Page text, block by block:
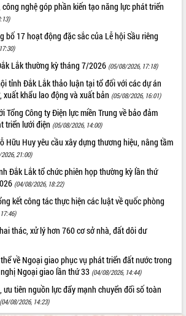
Việt
chương
nhiệm
dân
nội dung
Minh
có công với
thiết chế
yêu cầu
Lắk gặp
Hồ Chí
cốt liệt sĩ
Hòa
trong
khai quy
nghệ góp phần kiến tạo năng lực phát triển
bố 17 hoạt động đặc sắc của Lễ hội Sầu riêng
Lắk thường kỳ tháng 7/2026 (05/08/2026, 17:18)
tỉnh Đắk Lắk thảo luận tại tổ đối với các dự án
xuất khẩu lao động và xuất bản (05/08/2026, 16:01)
Tổng Công ty Điện lực miền Trung về bảo đảm
triển lưới điện (05/08/2026, 14:00)
Hữu Huy yêu cầu xây dựng thương hiệu, nâng tầm
21:00)
Đắk Lắk tổ chức phiên họp thường kỳ lần thứ
(04/08/2026, 18:22)
kết công tác thực hiện các luật về quốc phòng
thác, xử lý hơn 760 cơ sở nhà, đất dôi dư
về Ngoại giao phục vụ phát triển đất nước trong
Ngoại giao lần thứ 33 (04/08/2026, 14:44)
ưu tiên nguồn lực đẩy mạnh chuyển đổi số toàn
(04/08/2026, 14:23)